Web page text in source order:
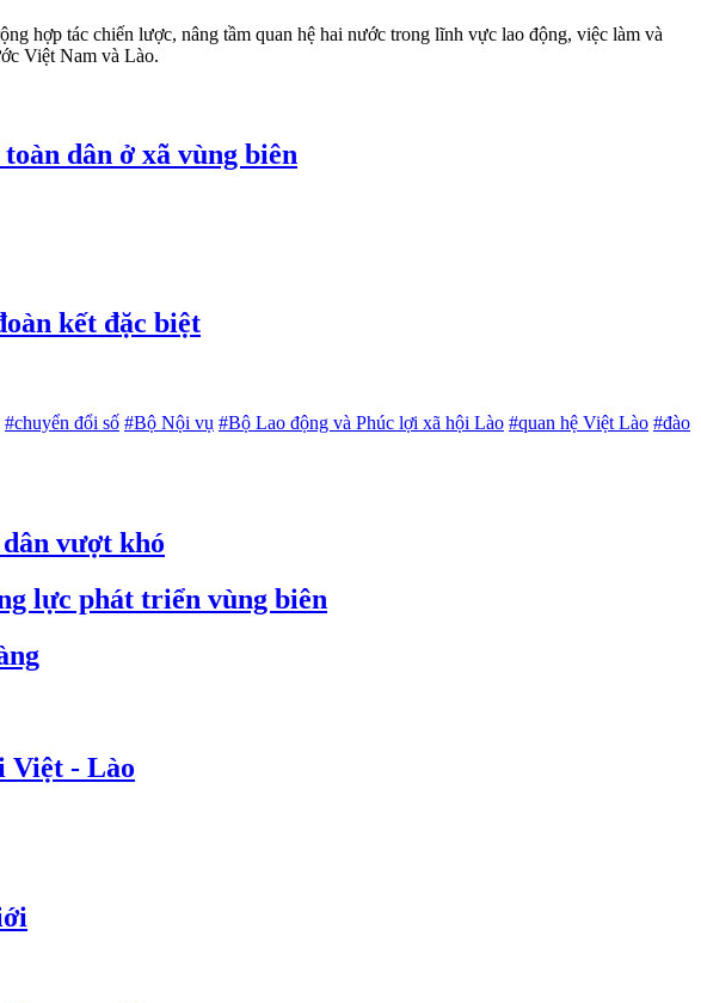
hợp tác chiến lược, nâng tầm quan hệ hai nước trong lĩnh vực lao động, việc làm và
Việt Nam và Lào.
dân ở xã vùng biên
kết đặc biệt
#chuyển đổi số #Bộ Nội vụ #Bộ Lao động và Phúc lợi xã hội Lào #quan hệ Việt Lào #đào
dân vượt khó
lực phát triển vùng biên
Việt - Lào